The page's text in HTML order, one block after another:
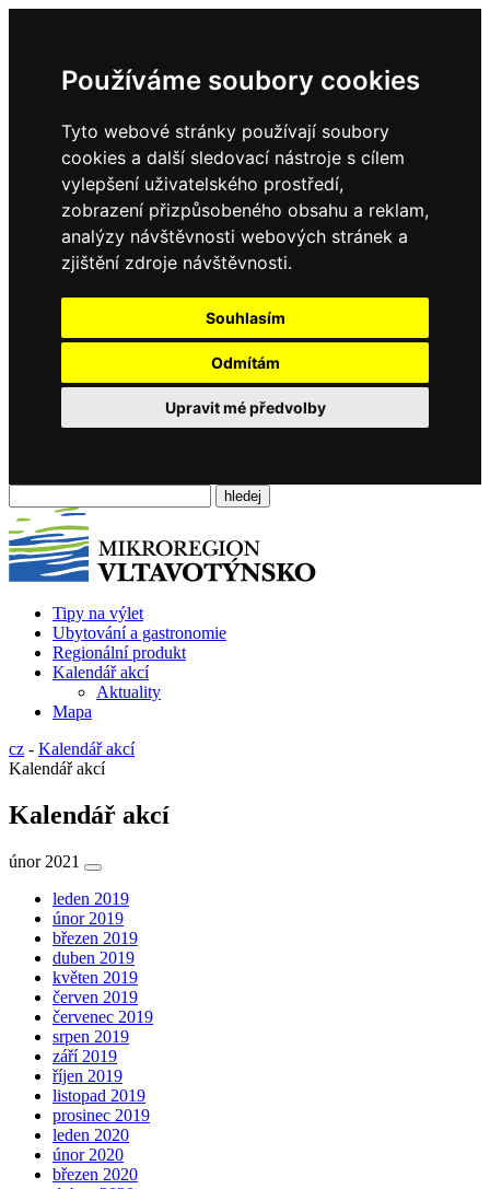
Používáme soubory cookies
Tyto webové stránky používají soubory
cookies a další sledovací nástroje s cílem
vylepšení uživatelského prostředí,
zobrazení přizpůsobeného obsahu a reklam,
analýzy návštěvnosti webových stránek a
zjištění zdroje návštěvnosti.
Souhlasím
Odmítám
Upravit mé předvolby
Tipy na výlet
Ubytování a gastronomie
Regionální produkt
Kalendář akcí
Aktuality
Mapa
cz - Kalendář akcí
Kalendář akcí
Kalendář akcí
únor 2021
leden 2019
únor 2019
březen 2019
duben 2019
květen 2019
červen 2019
červenec 2019
srpen 2019
září 2019
říjen 2019
listopad 2019
prosinec 2019
leden 2020
únor 2020
březen 2020